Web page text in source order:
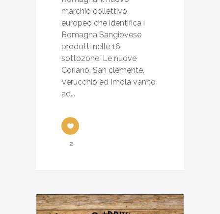
marchio collettivo
europeo che identifica i
Romagna Sangiovese
prodotti nelle 16
sottozone. Le nuove
Coriano, San clemente,
Verucchio ed Imola vanno
ad...
2